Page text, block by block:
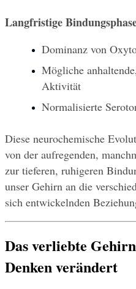
Langfristige
Dominanz von
Mögliche
Aktivität
Normalisierte
Diese neurochemische
von der aufregenden,
zur tieferen, ruhigeren
unser Gehirn an die
sich entwickelnden
Das verliebte
Denken verändert